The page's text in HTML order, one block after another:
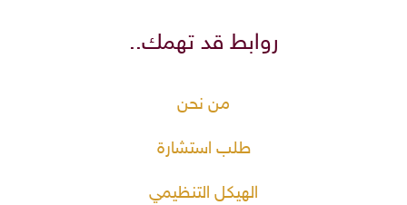
روابط قد تهمك..
من نحن
طلب استشارة
الهيكل التنظيمي